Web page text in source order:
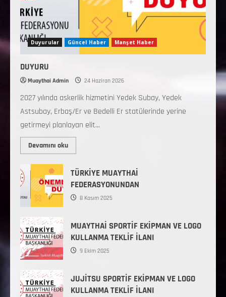
Duyurular Güncel Haber Manşet Haber
DUYURU
Muaythai Admin 24 Haziran 2026
2027 yılında askerlik hizmetini Yedek Subay, Yedek
Astsubay, Erbaş/Er ve Bedelli Er statülerinde yerine
getirmeyi planlayan elit...
Devamını oku
TÜRKİYE MUAYTHAİ
FEDERASYONUNDAN
8 Kasım 2025
MUAYTHAİ SPORTİF EKİPMAN VE LOGO
KULLANMA TEKLİF İLANI
9 Ekim 2025
JUJİTSU SPORTİF EKİPMAN VE LOGO
KULLANMA TEKLİF İLANI